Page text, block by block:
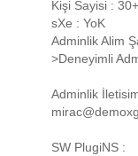
Kişi Sayisi :
sXe : YoK
Adminlik Alim
>Deneyimli
Adminlik
SW PlugiNS :